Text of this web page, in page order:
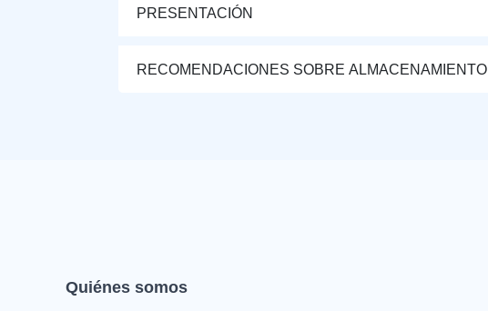
PRESENTACIÓN
RECOMENDACIONES SOBRE ALMACENAMIENTO
Quiénes somos